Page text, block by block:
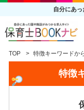
自分にあ
TOP 特徴キーワードか
特徴